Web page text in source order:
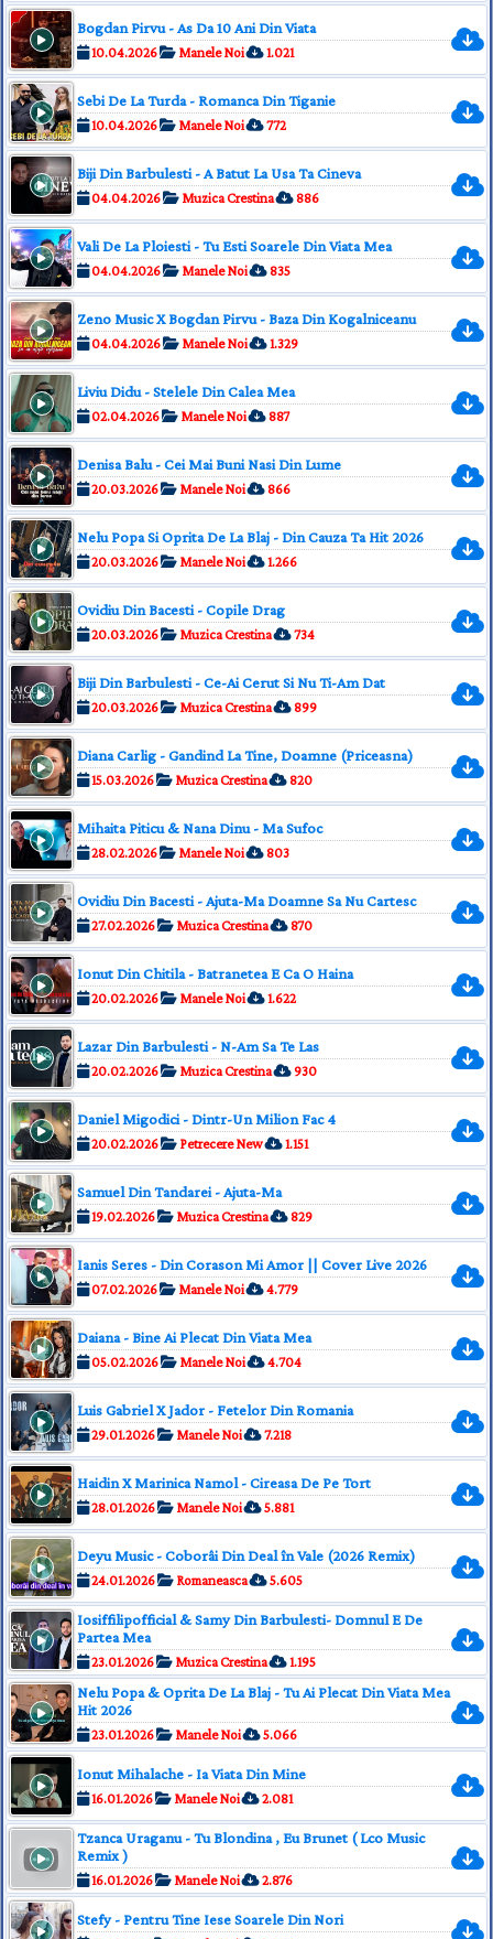
Bogdan Pirvu - As Da 10 Ani Din Viata
10.04.2026 Manele Noi 1.021
Sebi De La Turda - Romanca Din Tiganie
10.04.2026 Manele Noi 772
Biji Din Barbulesti - A Batut La Usa Ta Cineva
04.04.2026 Muzica Crestina 886
Vali De La Ploiesti - Tu Esti Soarele Din Viata Mea
04.04.2026 Manele Noi 835
Zeno Music X Bogdan Pirvu - Baza Din Kogalniceanu
04.04.2026 Manele Noi 1.329
Liviu Didu - Stelele Din Calea Mea
02.04.2026 Manele Noi 887
Denisa Balu - Cei Mai Buni Nasi Din Lume
20.03.2026 Manele Noi 866
Nelu Popa Si Oprita De La Blaj - Din Cauza Ta Hit 2026
20.03.2026 Manele Noi 1.266
Ovidiu Din Bacesti - Copile Drag
20.03.2026 Muzica Crestina 734
Biji Din Barbulesti - Ce-Ai Cerut Si Nu Ti-Am Dat
20.03.2026 Muzica Crestina 899
Diana Carlig - Gandind La Tine, Doamne (Priceasna)
15.03.2026 Muzica Crestina 820
Mihaita Piticu & Nana Dinu - Ma Sufoc
28.02.2026 Manele Noi 803
Ovidiu Din Bacesti - Ajuta-Ma Doamne Sa Nu Cartesc
27.02.2026 Muzica Crestina 870
Ionut Din Chitila - Batranetea E Ca O Haina
20.02.2026 Manele Noi 1.622
Lazar Din Barbulesti - N-Am Sa Te Las
20.02.2026 Muzica Crestina 930
Daniel Migodici - Dintr-Un Milion Fac 4
20.02.2026 Petrecere New 1.151
Samuel Din Tandarei - Ajuta-Ma
19.02.2026 Muzica Crestina 829
Ianis Seres - Din Corason Mi Amor || Cover Live 2026
07.02.2026 Manele Noi 4.779
Daiana - Bine Ai Plecat Din Viata Mea
05.02.2026 Manele Noi 4.704
Luis Gabriel X Jador - Fetelor Din Romania
29.01.2026 Manele Noi 7.218
Haidin X Marinica Namol - Cireasa De Pe Tort
28.01.2026 Manele Noi 5.881
Deyu Music - Coborâi Din Deal în Vale (2026 Remix)
24.01.2026 Romaneasca 5.605
Iosiffilipofficial & Samy Din Barbulesti- Domnul E De
Partea Mea
23.01.2026 Muzica Crestina 1.195
Nelu Popa & Oprita De La Blaj - Tu Ai Plecat Din Viata Mea
Hit 2026
23.01.2026 Manele Noi 5.066
Ionut Mihalache - Ia Viata Din Mine
16.01.2026 Manele Noi 2.081
Tzanca Uraganu - Tu Blondina , Eu Brunet ( Lco Music
Remix )
16.01.2026 Manele Noi 2.876
Stefy - Pentru Tine Iese Soarele Din Nori